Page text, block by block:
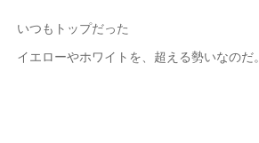
いつもトップだった
イエローやホワイトを、超える勢いなのだ。